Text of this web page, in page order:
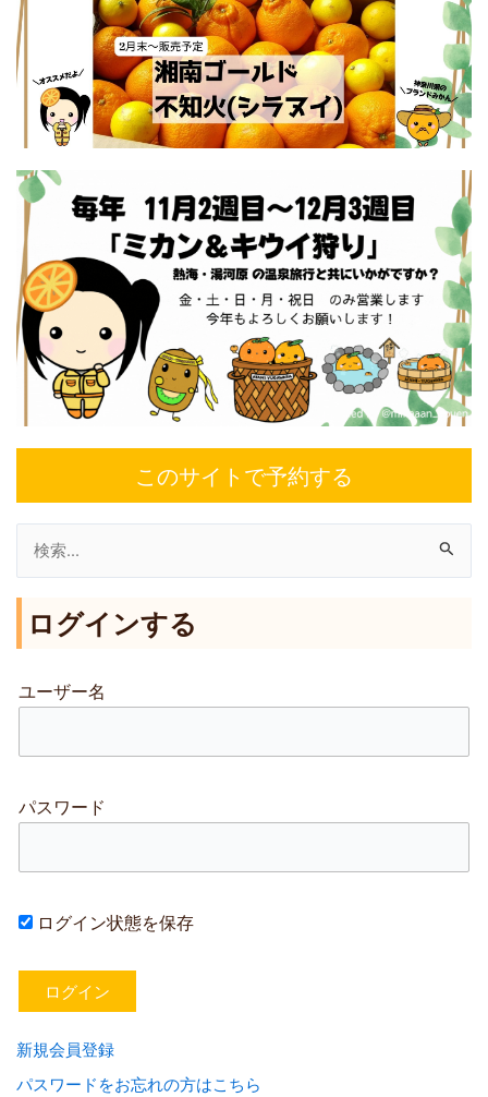
このサイトで予約する
索
象
ログインする
ユーザー名
パスワード
ログイン状態を保存
新規会員登録
パスワードをお忘れの方はこちら